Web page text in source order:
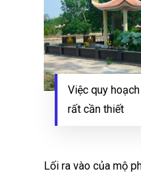
Việc quy
rất cần thiết
Lối ra vào của mộ